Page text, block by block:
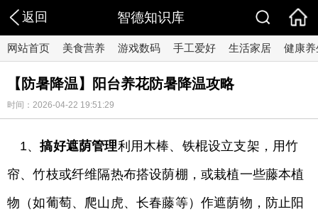
返回 智德知识库
网站首页 美食营养 游戏数码 手工爱好 生活家居 健康养
【防暑降温】阳台养花防暑降温攻略
时间：2026-04-22 19:51:29
1、搞好遮荫管理利用木棒、铁棍设立支架，用竹
帘、竹枝或纤维隔热布搭设荫棚，或栽植一些藤本植
物（如葡萄、爬山虎、长春藤等）作遮荫物，防止阳